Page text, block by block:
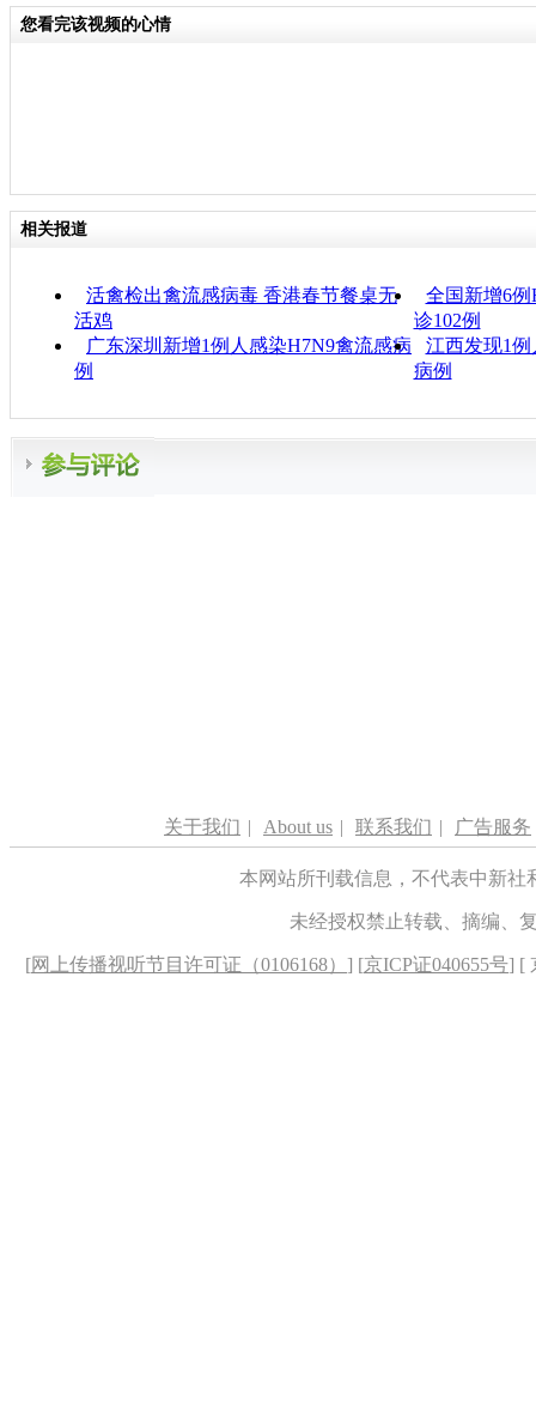
您看完该视频的心情
相关报道
活禽检出禽流感病毒 香港春节餐桌无
活鸡
全国新增6
诊102例
广东深圳新增1例人感染H7N9禽流感病
例
江西发现1
病例
关于我们 | About us | 联系我们 | 广告服务
本网站所刊载信息，不代表中新
未经授权禁止转载、摘编、
[网上传播视听节目许可证（0106168） ] [京ICP证040655号] [